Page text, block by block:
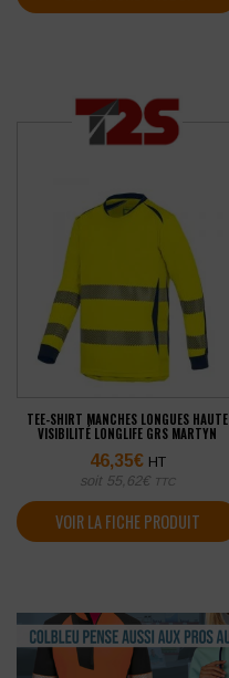
TEE-SHIRT MANCHES LONGUES HAUTE
VISIBILITÉ LONGLIFE GRS MARTYN
46,35€ HT
soit 55,62€ TTC
VOIR LA FICHE PRODUIT